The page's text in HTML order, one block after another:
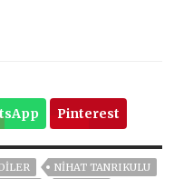
Pinterest
NİHAT TANRIKULU